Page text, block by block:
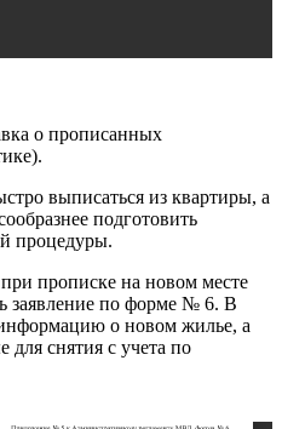
о прописанных
выписаться из квартиры, а
подготовить
процедуры.
прописке на новом месте
заявление по форме № 6. В
о новом жилье, а
снятия с учета по